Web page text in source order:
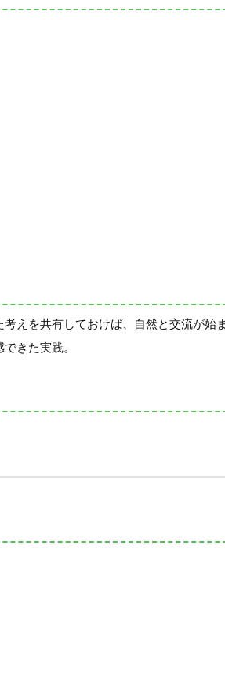
えを共有しておけば、自然と交流が始
きた実践。